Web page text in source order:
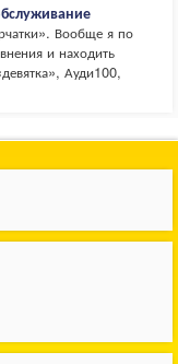
Вообще я по
и находить
Ауди100,